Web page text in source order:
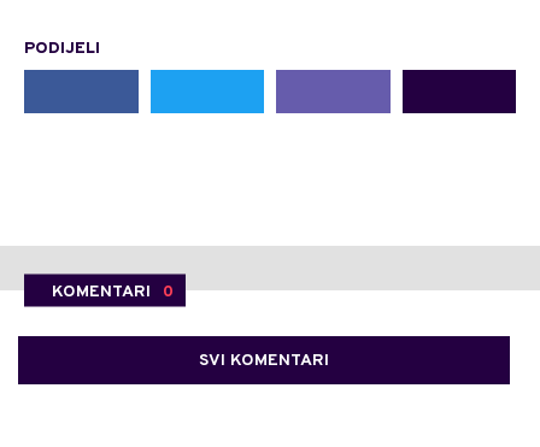
PODIJELI
KOMENTARI 0
SVI KOMENTARI